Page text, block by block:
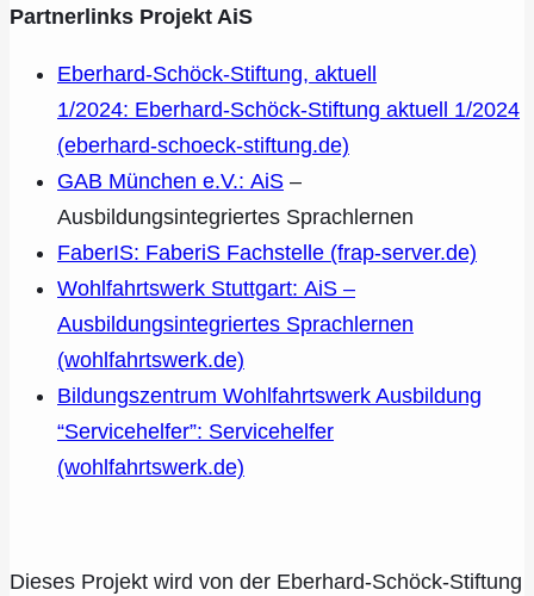
Partnerlinks Projekt AiS
Eberhard-Schöck-Stiftung, aktuell
1/2024: Eberhard-Schöck-Stiftung aktuell 1/2024
(eberhard-schoeck-stiftung.de)
GAB München e.V.: AiS –
Ausbildungsintegriertes Sprachlernen
FaberIS: FaberiS Fachstelle (frap-server.de)
Wohlfahrtswerk Stuttgart: AiS –
Ausbildungsintegriertes Sprachlernen
(wohlfahrtswerk.de)
Bildungszentrum Wohlfahrtswerk Ausbildung
“Servicehelfer”: Servicehelfer
(wohlfahrtswerk.de)
Dieses Projekt wird von der Eberhard-Schöck-Stiftung